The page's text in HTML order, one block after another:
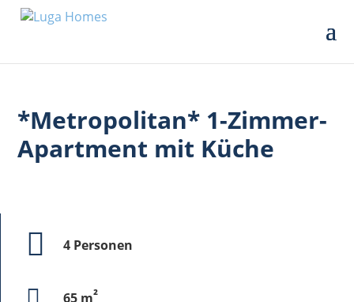
*Metropolitan* 1-Zimmer-
Apartment mit Küche
4 Personen
65 m²